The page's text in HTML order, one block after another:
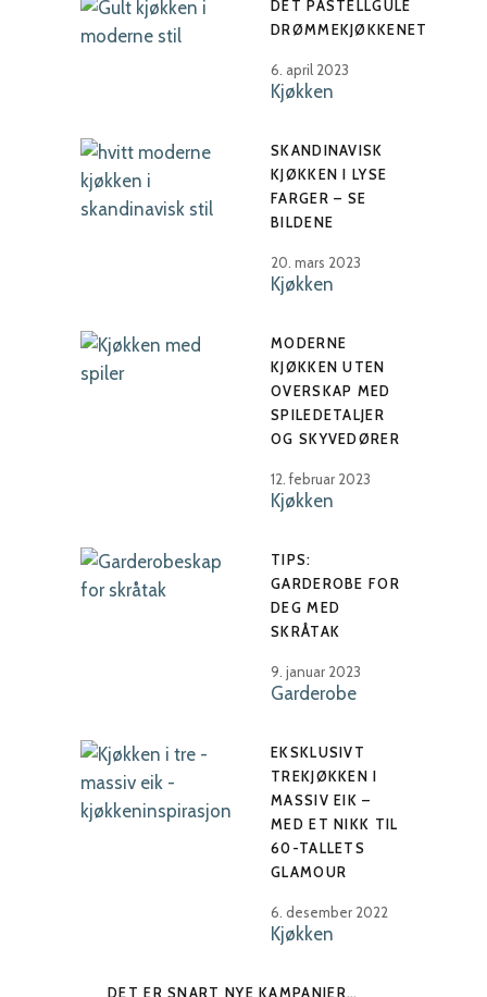
DET PASTELLGULE
DRØMMEKJØKKENET
6. april 2023
Kjøkken
SKANDINAVISK
KJØKKEN I LYSE
FARGER – SE
BILDENE
20. mars 2023
Kjøkken
MODERNE
KJØKKEN UTEN
OVERSKAP MED
SPILEDETALJER
OG SKYVEDØRER
12. februar 2023
Kjøkken
TIPS:
GARDEROBE FOR
DEG MED
SKRÅTAK
9. januar 2023
Garderobe
EKSKLUSIVT
TREKJØKKEN I
MASSIV EIK –
MED ET NIKK TIL
60-TALLETS
GLAMOUR
6. desember 2022
Kjøkken
DET ER SNART NYE KAMPANJER…